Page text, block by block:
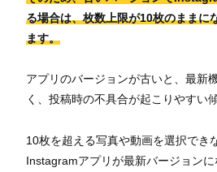
る場合は、枚数上限が10枚のままに
ます。
アプリのバージョンが古いと、最新
く、投稿時の不具合が起こりやすい
10枚を超える写真や動画を選択でき
Instagramアプリが最新バージョンに